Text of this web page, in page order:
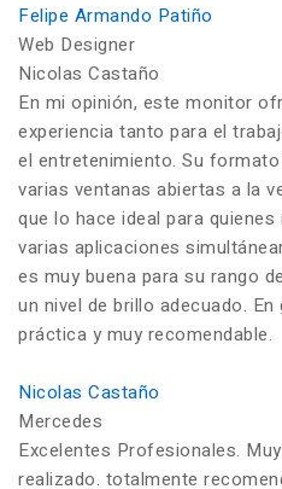
Felipe Armando Patiño
Web Designer
Nicolas Castaño
En mi opinión, este monitor
experiencia tanto para el
el entretenimiento. Su
varias ventanas abiertas a la
que lo hace ideal para
varias aplicaciones
es muy buena para su rango
un nivel de brillo adecuado.
práctica y muy recomendable.
Nicolas Castaño
Mercedes
Excelentes Profesionales.
realizado. totalmente